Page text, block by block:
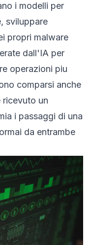
i modelli per
sviluppare
propri malware
dall'IA per
operazioni piu
comparsi anche
ricevuto un
i passaggi di una
da entrambe